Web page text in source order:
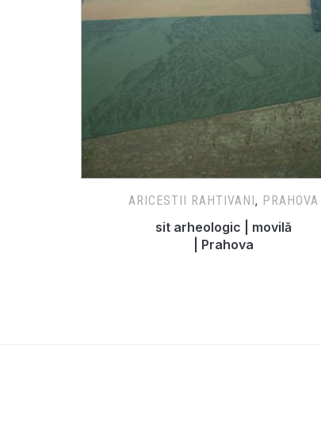
ARICESTII RAHTIVANI, PRAHOVA
sit arheologic | movilă
| Prahova